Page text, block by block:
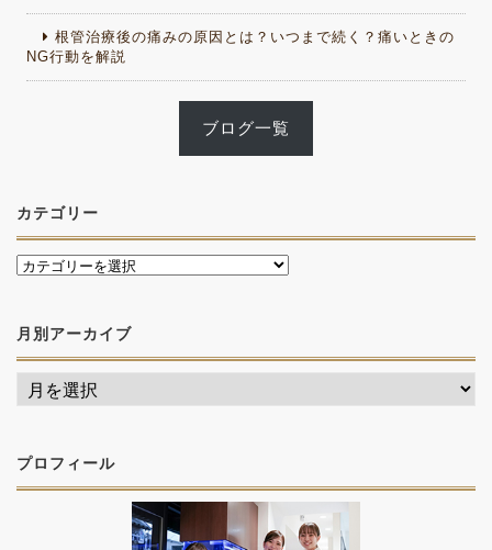
根管治療後の痛みの原因とは？いつまで続く？痛いときの
NG行動を解説
ブログ一覧
カテゴリー
月別アーカイブ
プロフィール